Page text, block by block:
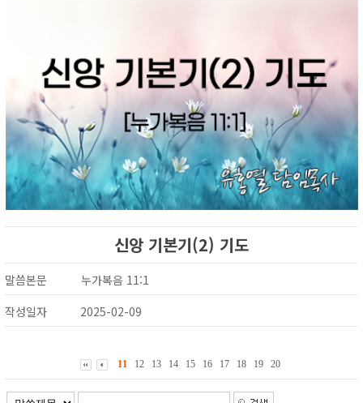
신앙 기본기(2) 기도
말씀본문
누가복음 11:1
작성일자
2025-02-09
11 12 13 14 15 16 17 18 19 20